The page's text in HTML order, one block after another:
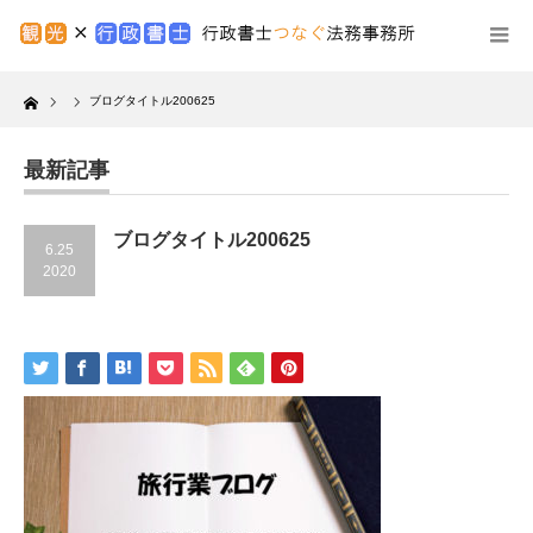
Home ブログタイトル200625
最新記事
6.25
2020
ブログタイトル200625